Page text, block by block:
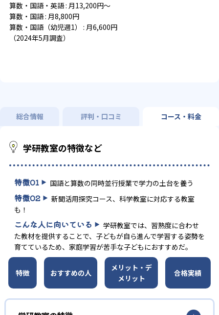
算数・国語・英語 : 月13,200円～
算数・国語 : 月8,800円
算数・国語（幼児週1） : 月6,600円
（2024年5月調査）
総合情報 評判・口コミ コース・料金
学研教室の特徴など
特徴01 国語と算数の同時並行授業で学力の土台を養う
特徴02
新聞活用探究コース、科学教室に対応する教室
も！
こんな人に向いている
学研教室では、習熟度に合わせ
た教材を提供することで、子どもが自ら進んで学習する姿勢を
育てているため、家庭学習が苦手な子どもにおすすめだ。
特徴 おすすめの人
メリット・デ
メリット
合格実績